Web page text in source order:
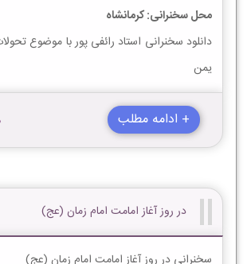
محل سخنرانی: کرمانشاه
دانلود سخنرانی استاد رائفی پور با موضوع
یمن
+ ادامه مطلب
در روز آغاز امامت امام زمان (عج)
سخنرانی در روز آغاز امامت امام زمان (عج)